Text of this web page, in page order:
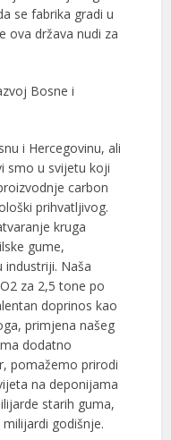
se fabrika gradi u
ova država nudi za
Bosne i
i Hercegovinu, ali
smo u svijetu koji
carbon
prihvatljivog.
kruga
gume,
industriji. Naša
za 2,5 tone po
doprinos kao
primjena našeg
dodatno
pomažemo prirodi
na deponijama
starih guma,
godišnje.